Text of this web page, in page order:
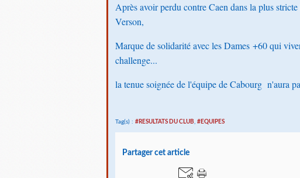
Après avoir perdu contre Caen dans la plus
Verson,
Marque de solidarité avec les Dames +60 qui
challenge...
la tenue soignée de l'équipe de Cabourg n'aura
Tag(s) : #RESULTATS DU CLUB, #EQUIPES
Partager cet article